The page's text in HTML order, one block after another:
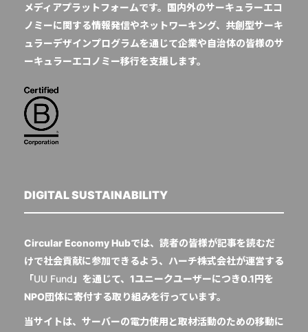
メディアプラットフォームです。国内外のサーキュラーエコ
ノミーに関する情報発信やネットワーキング、共創型サーキ
ュラーデザインプログラムを通じて企業や自治体の皆様のサ
ーキュラーエコノミー移行を支援します。
DIGITAL SUSTAINABILITY
Circular Economy Hubでは、読者の皆様が記事を読むだ
けで社会貢献に参加できるよう、ハーチ株式会社が運営する
「UU Fund 」を通じて、1ユニークユーザーにつき0.1円を
NPO団体に寄付する取り組みを行っています。
当サイトは、サーバーの電力使用と取材活動のための移動に